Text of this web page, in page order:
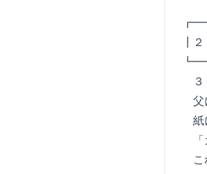
┃
３
父
紙
「
こ